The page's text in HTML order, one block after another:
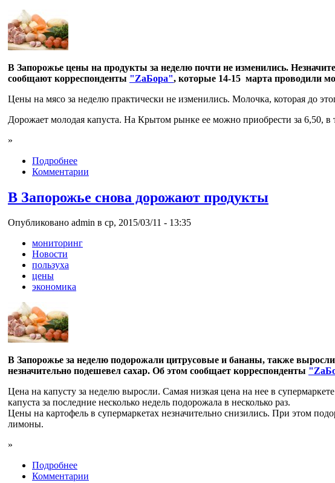
В Запорожье цены на продукты за неделю почти не изменились.
сообщают корреспонденты "ZаБора", которые 14-15 марта проводили
Цены на мясо за неделю практически не изменились. Молочка, которая до
Дорожает молодая капуста. На Крытом рынке ее можно приобрести за 6,50, в
»
Подробнее
Комментарии
В Запорожье снова дорожают продукты
Опубликовано admin в ср, 2015/03/11 - 13:35
мониторинг
Новости
пользуха
цены
экономика
В Запорожье за неделю подорожали цитрусовые и бананы, также
незначительно подешевел сахар. Об этом сообщает корреспонденты
Цена на капусту за неделю выросли. Самая низкая цена на нее в
капуста за последние несколько недель подорожала в несколько раз.
Цены на картофель в супермаркетах незначительно снизились. При этом
лимоны.
»
Подробнее
Комментарии